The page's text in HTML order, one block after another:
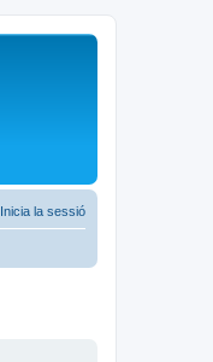
Inicia la sessió